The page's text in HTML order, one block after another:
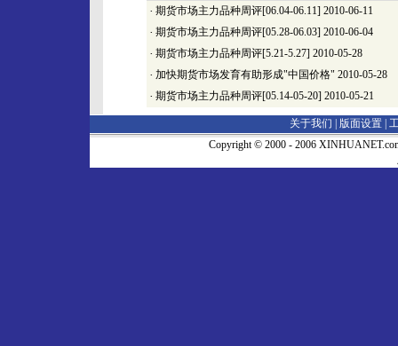
· 期货市场主力品种周评[06.04-06.11] 2010-06-11
· 期货市场主力品种周评[05.28-06.03] 2010-06-04
· 期货市场主力品种周评[5.21-5.27] 2010-05-28
· 加快期货市场发育有助形成"中国价格" 2010-05-28
· 期货市场主力品种周评[05.14-05-20] 2010-05-21
关于我们 | 版面设置
Copyright © 2000 - 2006